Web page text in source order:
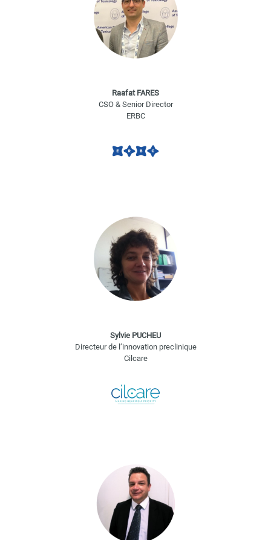
Raafat FARES
CSO & Senior Director
ERBC
Sylvie PUCHEU
Directeur de l’innovation preclinique
Cilcare